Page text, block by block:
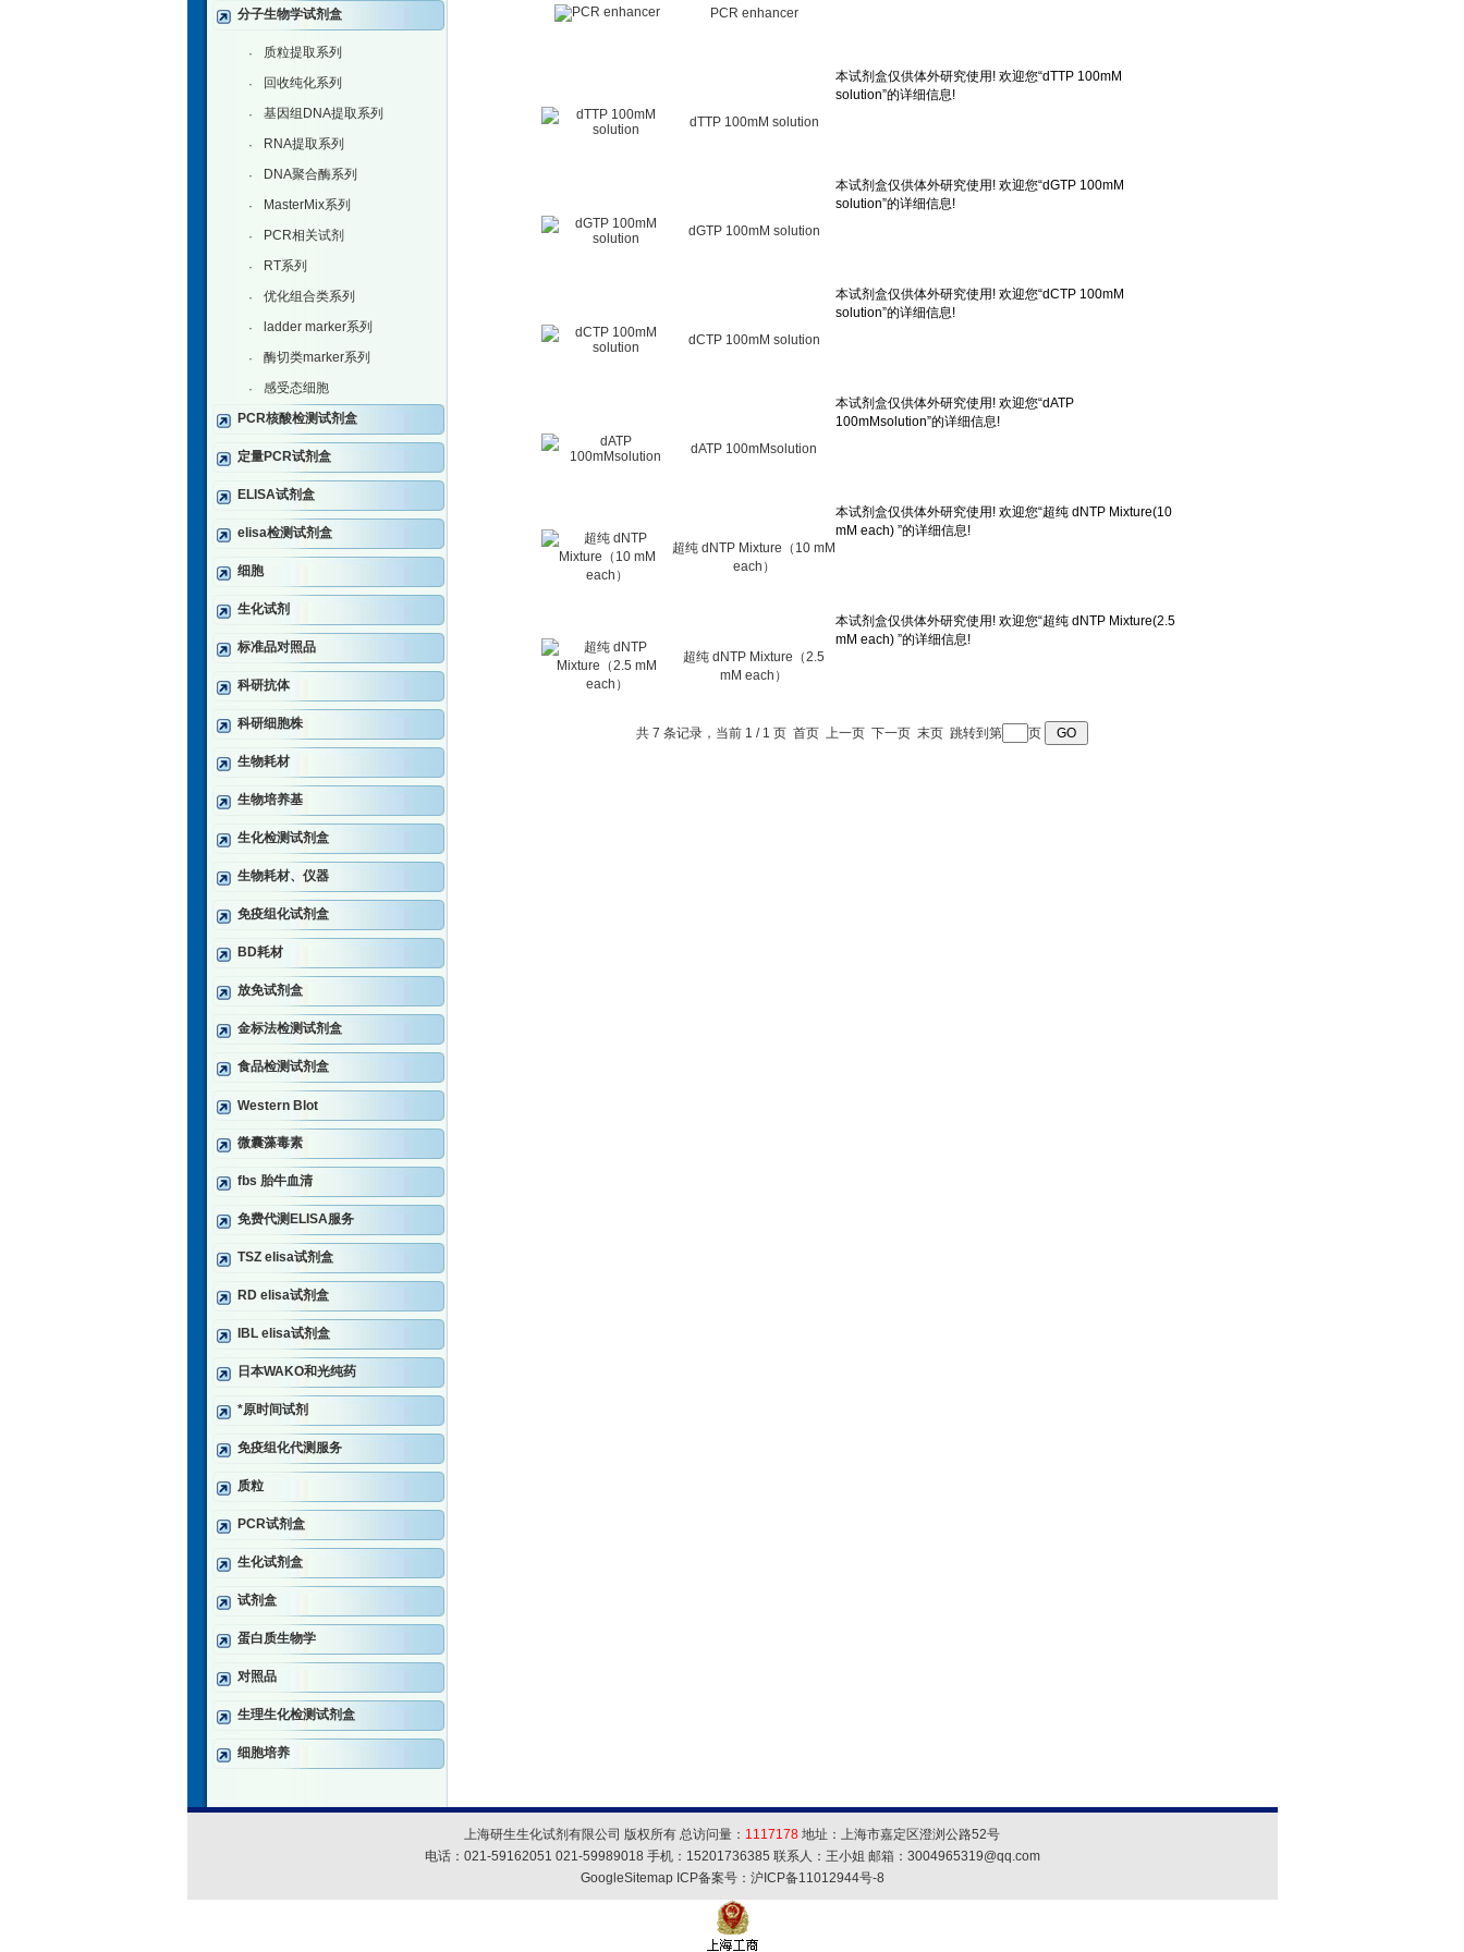
分子生物学试剂盒
· 质粒提取系列
· 回收纯化系列
· 基因组DNA提取系列
· RNA提取系列
· DNA聚合酶系列
· MasterMix系列
· PCR相关试剂
· RT系列
· 优化组合类系列
· ladder marker系列
· 酶切类marker系列
·
感受态细胞
PCR核酸检测试剂盒
定量PCR试剂盒
ELISA试剂盒
elisa检测试剂盒
细胞
生化试剂
标准品对照品
科研抗体
科研细胞株
生物耗材
生物培养基
生化检测试剂盒
生物耗材、仪器
免疫组化试剂盒
BD耗材
放免试剂盒
金标法检测试剂盒
食品检测试剂盒
Western Blot
微囊藻毒素
fbs 胎牛血清
免费代测ELISA服务
TSZ elisa试剂盒
RD elisa试剂盒
IBL elisa试剂盒
日本WAKO和光纯药
*原时间试剂
免疫组化代测服务
质粒
PCR试剂盒
生化试剂盒
试剂盒
蛋白质生物学
对照品
生理生化检测试剂盒
细胞培养
PCR enhancer
dTTP 100mM solution
dGTP 100mM solution
dCTP 100mM solution
dATP 100mMsolution
超纯 dNTP Mixture（10 mM
each）
超纯 dNTP Mixture（2.5
mM each）
共 7 条记录，当前 1 / 1 页 首页 上一页 下一页 末页 跳转到第 页
上海研生生化试剂有限公司 版权所有 总访问量： 1117178 地址：上海市嘉定区澄浏公路52号
电话：021-59162051 021-59989018 手机：15201736385 联系人：王小姐 邮箱： 3004965319@qq.com
GoogleSitemapICP备案号： 沪ICP备11012944号-8